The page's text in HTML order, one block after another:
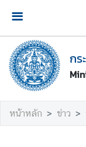
กร
ห
น้
า
ห
ลั
ก
หน้าหลัก ข่าว